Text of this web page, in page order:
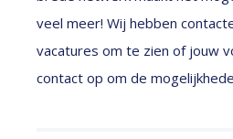
veel meer! Wij hebben
vacatures om te zien of jouw
contact op om de